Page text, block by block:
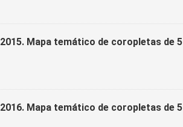
Mapa temático de coropletas de 5
Mapa temático de coropletas de 5